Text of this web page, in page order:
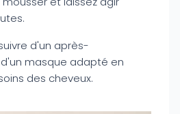
d'un après-
masque adapté en
des cheveux.